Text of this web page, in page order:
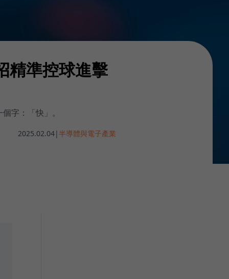
精準控球進擊
字：「快」。
2025.02.04|半導體與電子產業